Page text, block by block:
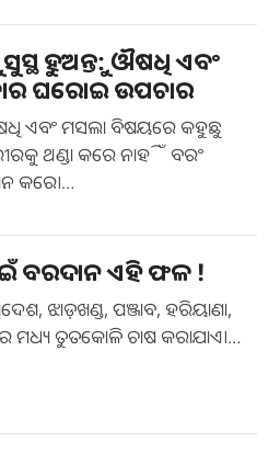
ହୁଅନ୍ତୁ: ଔଷଧି ଏବଂ
ଘରୋଇ ଉପଚାର
ଏବଂ ମସଲା ବିଷୟରେ କହୁଛୁ
ଥଣ୍ଡା କରେ ନାହିଁ ବରଂ
କରେ।…
ବରଦାନ ଏହି ଫଳ !
ଝାଡ଼ଖଣ୍ଡ, ପଞ୍ଜାବ, ହରିୟାଣା,
ମଧ୍ୟ ତୁତକୋଳି ଚାଷ କରାଯାଏ।…